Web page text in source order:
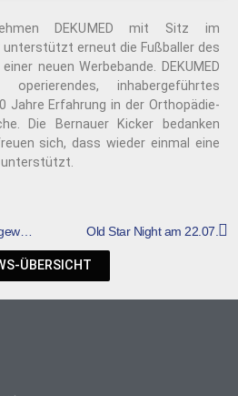
DEKUMED mit Sitz im
unterstützt erneut die Fußballer des
neuen Werbebande. DEKUMED
inhabergeführtes
Jahre Erfahrung in der Orthopädie-
Die Bernauer Kicker bedanken
sich, dass wieder einmal eine
unterstützt.
Macht mit! Der TSV an ungewöhnlichen Orten! Old Star Night am 22.07.
ÜBERSICHT